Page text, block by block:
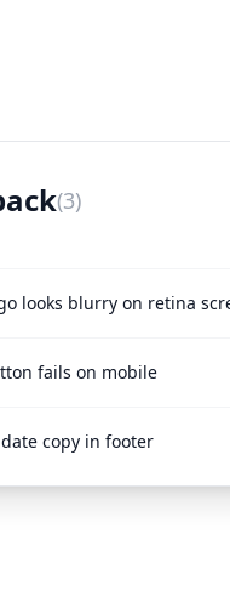
(3)
looks blurry on retina
fails on mobile
copy in footer